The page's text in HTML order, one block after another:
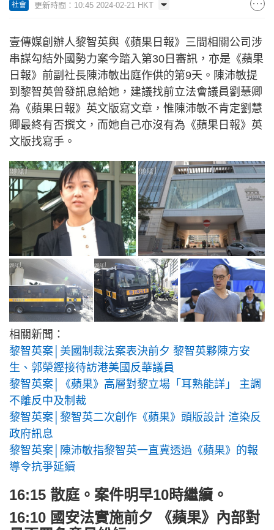
社會 更新時間：10:45 2024-02-21 HKT
壹傳媒創辦人黎智英與《蘋果日報》三間相關公司涉
串謀勾結外國勢力案今踏入第30日審訊，亦是《蘋果
日報》前副社長陳沛敏出庭作供的第9天。陳沛敏提
到黎智英曾發訊息給她，建議找前立法會議員劉慧卿
為《蘋果日報》英文版寫文章，惟陳沛敏不肯定劉慧
卿最終有否撰文，而她自己亦沒有為《蘋果日報》英
文版找寫手。
相關新聞：
黎智英案│美國制裁法案表決前夕 黎智英夥陳方安
生、郭榮鏗接待訪港美國反華議員
黎智英案│《蘋果》高層對黎立場「耳熟能詳」 主調
不離反中及制裁
黎智英案│黎智英二次創作《蘋果》頭版設計 渲染反
政府訊息
黎智英案│陳沛敏指黎智英一直冀透過《蘋果》的報
導令抗爭延續
16:15 散庭。案件明早10時繼續。
16:10 國安法實施前夕 《蘋果》內部對